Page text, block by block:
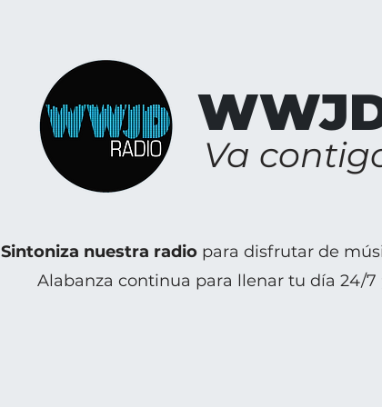
Va
Sintoniza nuestra radio para disfrutar de
Alabanza continua para llenar tu día 24/7